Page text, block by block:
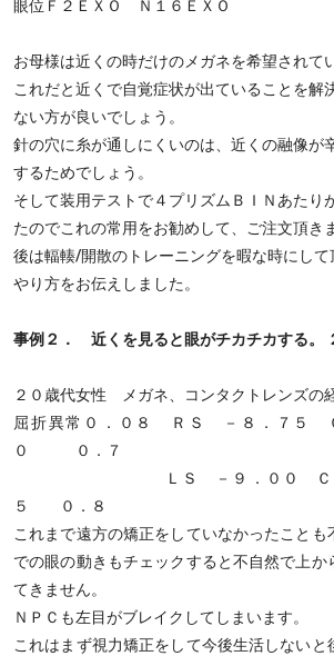
眼位Ｆ２ＥＸＯ Ｎ１６ＥＸＯ
お母様は近くの時だけのメガネを希望されて
これだと近くで自覚症状が出ていることを解
ない方が良いでしょう。
針の穴に糸が通しにくいのは、近くの融像が
するためでしょう。
そして装用テストで４プリズムＢＩＮあたり
たのでこれの常用をお勧めして、ご注文頂き
後は輻輳/開散のトレーニングを暇な時にして
やり方をお伝えしました。
事例２． 近くを見ると眼がチカチカする。
２０歳代女性 メガネ、コンタクトレンズの
屈折異常０．０８ ＲＳ －８．７５
０ ０．７
ＬＳ －９．００ Ｃ－０
５ ０．８
これまで遠方の矯正をしていなかったこと
での眼の動きもチェックすると不自然で上か
てきません。
ＮＰＣも左目がブレイクしてしまいます。
これはまず視力矯正をして今後生活しないと